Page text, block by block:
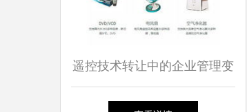
遥控技术转让中的企业管理变
革与策略